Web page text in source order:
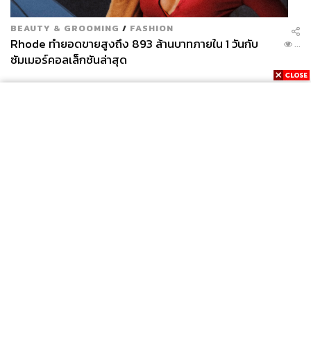
BEAUTY & GROOMING / FASHION
Rhode ทำยอดขายสูงถึง 893 ล้านบาทภายใน 1 วันกับ
ซัมเมอร์คอลเล็กชันล่าสุด
...